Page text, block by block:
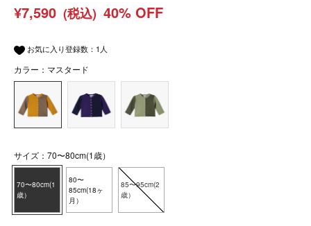
¥7,590 (税込) 40% OFF
お気に入り登録数： 1 人
カラー：マスタード
サイズ：70〜80cm(1歳）
70〜80cm(1
歳）
80〜
85cm(18ヶ
月）
85〜95cm(2
歳）